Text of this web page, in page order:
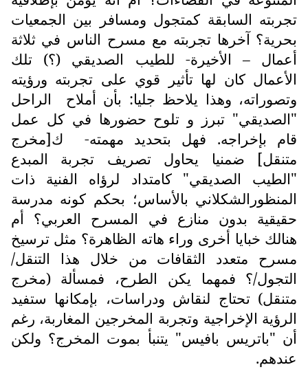
تجربته السابقة كمتجول ومسافر بين الجمعيات
بحرية؟ آخرها تجربته مع مسرح الناس في ثلاثة
أعمال – الأخيرة- للطيب الصديقي (؟) تلك
الأعمال كان لها تأثير قوي على تجربته ورؤيته
وتصوراته، وهذا يلاحظ جليا: بأن أملاح
الراحل
"الصديقي" تبرز و تلوح حضورها في كل عمل
قام بإخراجه. فهل بتحديد مهمته-
ك[مخرج
متنقل] ضمنيا يحاول تصريف تجربة المبدع
"الطيب الصديقي" كامتداد لرؤاه الفنية ذات
المنظورالشكلاني بالأساس؛ بحكم كونه مدرسة
حقيقية بدون منازع في المسرح العربي؟ أم
هنالك خبايا أخرى وراء هاته الظاهرة؟ مثل ترسيخ
مسرح متعدد الثقافات من خلال هذا التنقل/
التجول/؟ فمهما يكن الطرح، فمسألة (مخرج
متنقل) تحتاج لنقاش ودراسات، بإمكانها ستفيد
الرؤية الإخراجية وتجربة المخرجين المغاربة، رغم
أن "باتريس بافيس" يتنبأ بموت المخرج؟ ولكن
عندهم.